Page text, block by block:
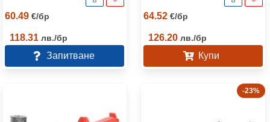
60.49 €/бр
118.31 лв./бр
Запитване
64.52 €/бр
126.20 лв./бр
Купи
-23%